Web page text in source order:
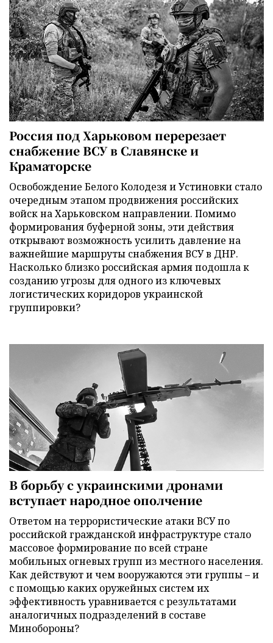
Россия под Харьковом перерезает
снабжение ВСУ в Славянске и
Краматорске
Освобождение Белого Колодезя и Устиновки стало
очередным этапом продвижения российских
войск на Харьковском направлении. Помимо
формирования буферной зоны, эти действия
открывают возможность усилить давление на
важнейшие маршруты снабжения ВСУ в ДНР.
Насколько близко российская армия подошла к
созданию угрозы для одного из ключевых
логистических коридоров украинской
группировки?
В борьбу с украинскими дронами
вступает народное ополчение
Ответом на террористические атаки ВСУ по
российской гражданской инфраструктуре стало
массовое формирование по всей стране
мобильных огневых групп из местного населения.
Как действуют и чем вооружаются эти группы – и
с помощью каких оружейных систем их
эффективность уравнивается с результатами
аналогичных подразделений в составе
Минобороны?